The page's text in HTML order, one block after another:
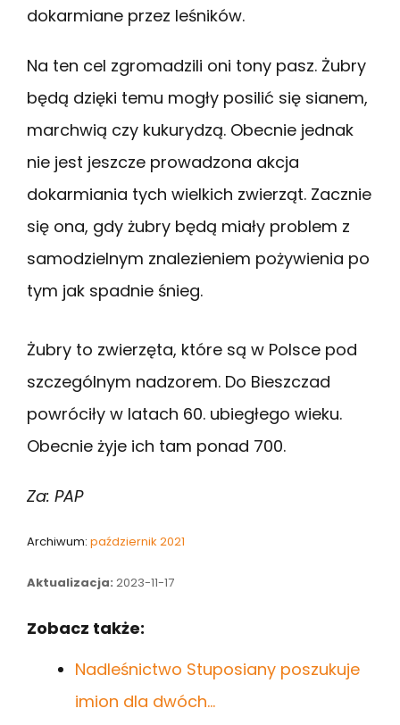
dokarmiane przez leśników.
Na ten cel zgromadzili oni tony pasz. Żubry
będą dzięki temu mogły posilić się sianem,
marchwią czy kukurydzą. Obecnie jednak
nie jest jeszcze prowadzona akcja
dokarmiania tych wielkich zwierząt. Zacznie
się ona, gdy żubry będą miały problem z
samodzielnym znalezieniem pożywienia po
tym jak spadnie śnieg.
Żubry to zwierzęta, które są w Polsce pod
szczególnym nadzorem. Do Bieszczad
powróciły w latach 60. ubiegłego wieku.
Obecnie żyje ich tam ponad 700.
Za: PAP
Archiwum: październik 2021
Aktualizacja: 2023-11-17
Zobacz także:
Nadleśnictwo Stuposiany poszukuje
imion dla dwóch…